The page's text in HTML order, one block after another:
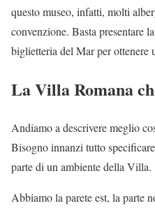
questo museo, infatti, molti
convenzione. Basta presentare
biglietteria del Mar per ottenere
La Villa Romana
Andiamo a descrivere meglio
Bisogno innanzi tutto
parte di un ambiente della Villa.
Abbiamo la parete est, la parte